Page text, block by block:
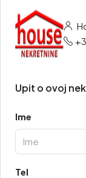
Upit o ovoj
Ime
Tel